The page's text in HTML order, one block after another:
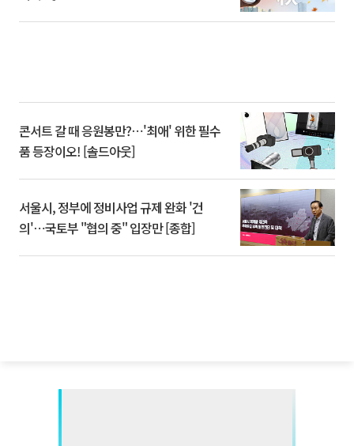
콘서트 갈 때 응원봉만?⋯'최애' 위한 필수
품 등장이오! [솔드아웃]
서울시, 정부에 정비사업 규제 완화 '건
의'⋯국토부 "협의 중" 입장만 [종합]